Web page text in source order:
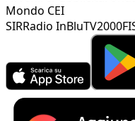
Mondo CEI
SIRRadio InBluTV2000